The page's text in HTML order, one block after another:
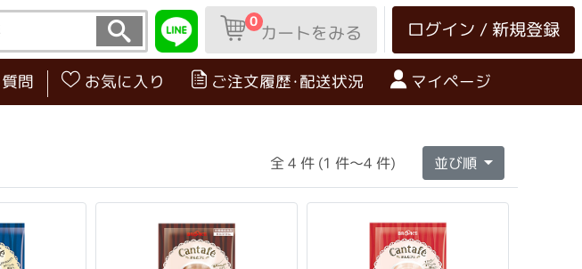
ログイン / 新規登録
0カートをみる
問 お気に入り ご注文履歴･配送状況 マイページ
全 4 件 (1 件～4 件) 並び順